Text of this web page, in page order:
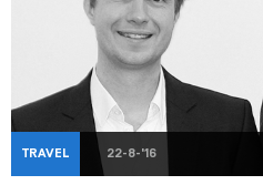
TRAVEL 22-8-'16